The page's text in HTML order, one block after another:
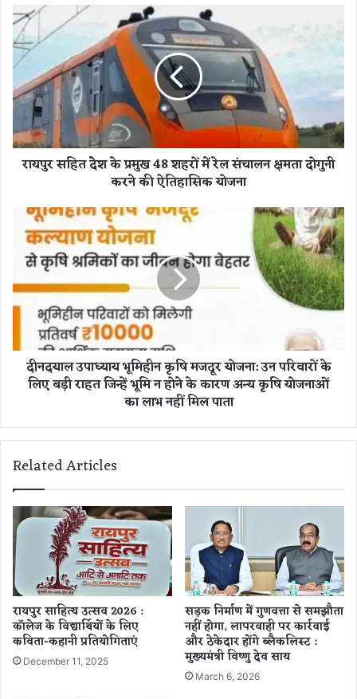
रा
य
पु
र
हि
देे
श
ह
रों
क्ष
ता
क
र
ने
की
ऐ
ति
हा
सि
क
रायपुर सहित देेश के प्रमुख 48 शहरों में रेल संचालन क्षमता दोगुनी
करने की ऐतिहासिक योजना
ल
य
म
यो
ज
ना
:
उ
न
प
वा
दीनदयाल उपाध्याय भूमिहीन कृषि मजदूर योजना: उन परिवारों के
लिए बड़ी राहत जिन्हें भूमि न होने के कारण अन्य कृषि योजनाओं
का लाभ नहीं मिल पाता
Related Articles
रायपुर साहित्य उत्सव 2026 :
कॉलेज के विद्यार्थियों के लिए
कविता-कहानी प्रतियोगिताएं
December 11, 2025
सड़क निर्माण में गुणवत्ता से समझौता
नहीं होगा, लापरवाही पर कार्रवाई
और ठेकेदार होंगे ब्लैकलिस्ट :
मुख्यमंत्री विष्णु देव साय
March 6, 2026